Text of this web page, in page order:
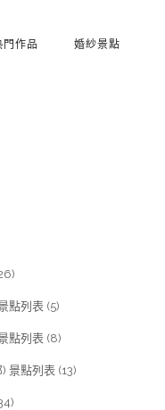
門作品 婚紗景點
點列表 (5)
點列表 (8)
景點列表 (13)